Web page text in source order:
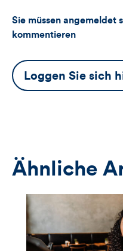
Sie müssen angemeldet
kommentieren
Dieser
Button
Loggen Sie sich
Ähnliche